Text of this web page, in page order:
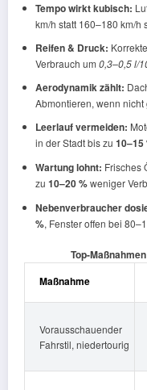
Tempo wirkt kubisch:
km/h statt 160–180 km/h
Reifen & Druck:
Verbrauch um 0,3–0,5 l/
Aerodynamik zählt:
Abmontieren, wenn nicht
Leerlauf vermeiden:
in der Stadt bis zu 10–15
Wartung lohnt: Frisches
zu 10–20 %weniger
Nebenverbraucher
%, Fenster offen bei
Top-
Maßnahme
Vorausschauender
Fahrstil, niedertourig